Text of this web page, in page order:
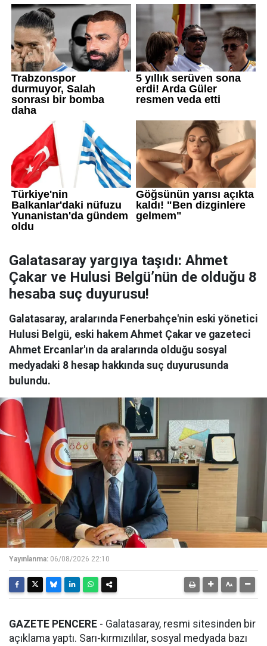
Galatasaray yargıya taşıdı: Ahmet
Çakar ve Hulusi Belgü’nün de olduğu 8
hesaba suç duyurusu!
Galatasaray, aralarında Fenerbahçe'nin eski yönetici
Hulusi Belgü, eski hakem Ahmet Çakar ve gazeteci
Ahmet Ercanlar'ın da aralarında olduğu sosyal
medyadaki 8 hesap hakkında suç duyurusunda
bulundu.
Yayınlanma: 06/08/2026 22:10
GAZETE PENCERE - Galatasaray, resmi sitesinden bir
açıklama yaptı. Sarı-kırmızılılar, sosyal medyada bazı